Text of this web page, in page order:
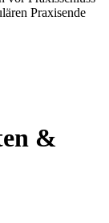
Praxisende
&